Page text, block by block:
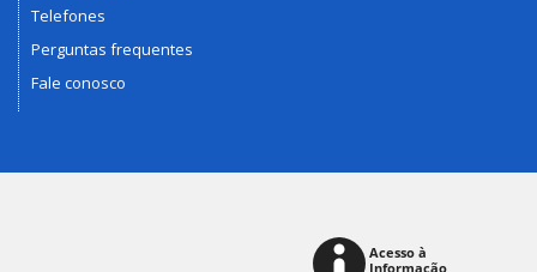
Telefones
Perguntas frequentes
Fale conosco